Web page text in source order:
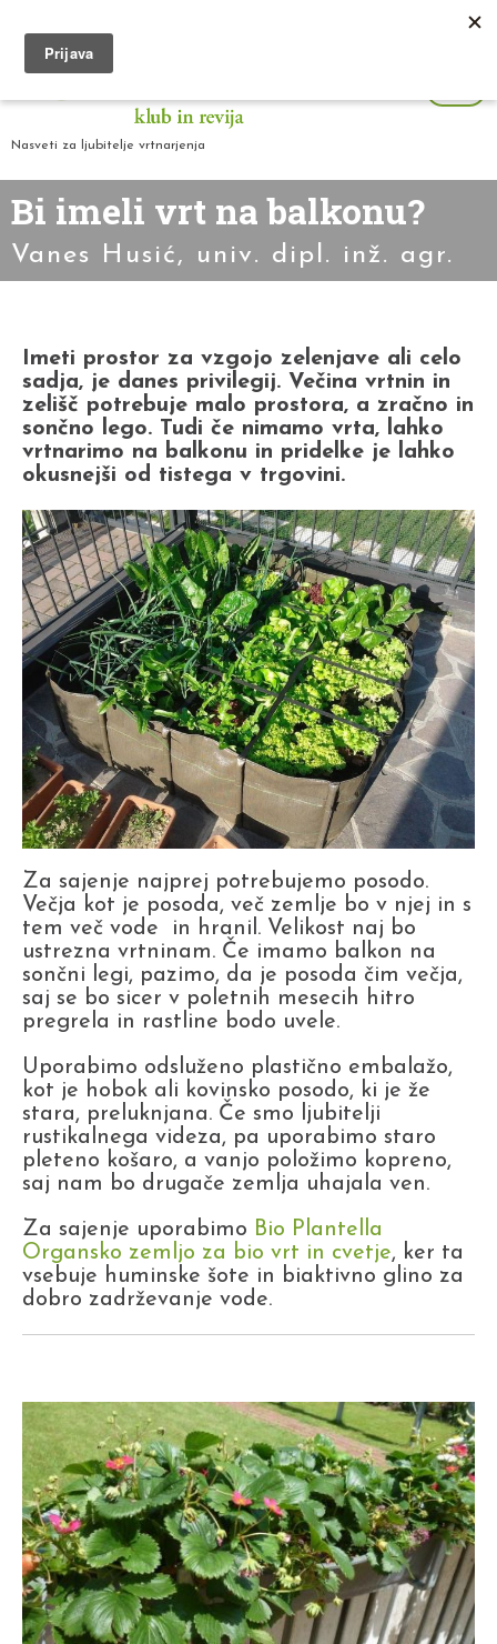
Nasveti za ljubitelje vrtnarjenja
Bi imeli vrt na balkonu?
Vanes Husić, univ. dipl. inž. agr.
Imeti prostor za vzgojo zelenjave ali celo
sadja, je danes privilegij. Večina vrtnin in
zelišč potrebuje malo prostora, a zračno in
sončno lego. Tudi če nimamo vrta, lahko
vrtnarimo na balkonu in pridelke je lahko
okusnejši od tistega v trgovini.
Za sajenje najprej potrebujemo posodo.
Večja kot je posoda, več zemlje bo v njej in s
tem več vode in hranil. Velikost naj bo
ustrezna vrtninam. Če imamo balkon na
sončni legi, pazimo, da je posoda čim večja,
saj se bo sicer v poletnih mesecih hitro
pregrela in rastline bodo uvele.
Uporabimo odsluženo plastično embalažo,
kot je hobok ali kovinsko posodo, ki je že
stara, preluknjana. Če smo ljubitelji
rustikalnega videza, pa uporabimo staro
pleteno košaro, a vanjo položimo kopreno,
saj nam bo drugače zemlja uhajala ven.
Za sajenje uporabimo Bio Plantella
Organsko zemljo za bio vrt in cvetje, ker ta
vsebuje huminske šote in biaktivno glino za
dobro zadrževanje vode.